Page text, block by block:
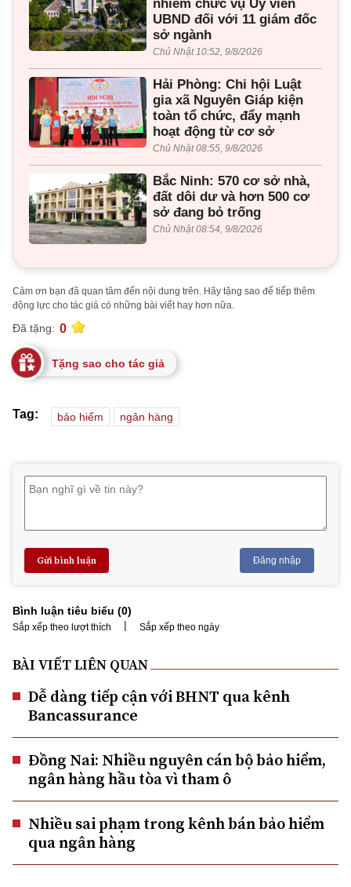
nhiễm chức vụ Ủy viên
UBND đối với 11 giám đốc
sở ngành
Chủ Nhật 10:52, 9/8/2026
Hải Phòng: Chi hội Luật
gia xã Nguyên Giáp kiện
toàn tổ chức, đẩy mạnh
hoạt động từ cơ sở
Chủ Nhật 08:55, 9/8/2026
Bắc Ninh: 570 cơ sở nhà,
đất dôi dư và hơn 500 cơ
sở đang bỏ trống
Chủ Nhật 08:54, 9/8/2026
Cảm ơn bạn đã quan tâm đến nội dung trên. Hãy tặng sao để tiếp thêm
động lực cho tác giả có những bài viết hay hơn nữa.
Đã tặng: 0
Tặng sao cho tác giả
Tag: bảo hiểm ngân hàng
Gửi bình luận Đăng nhập
Bình luận tiêu biểu (0)
Sắp xếp theo lượt thích | Sắp xếp theo ngày
BÀI VIẾT LIÊN QUAN
Dễ dàng tiếp cận với BHNT qua kênh
Bancassurance
Đồng Nai: Nhiều nguyên cán bộ bảo hiểm,
ngân hàng hầu tòa vì tham ô
Nhiều sai phạm trong kênh bán bảo hiểm
qua ngân hàng